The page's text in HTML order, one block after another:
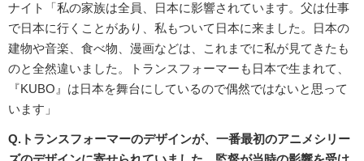
ナイト「私の家族は全員、日本に影響されています。父は仕事
で日本に行くことがあり、私もついて日本に来ました。日本の
建物や音楽、食べ物、漫画などは、これまでに私が見てきたも
のと全然違いました。トランスフォーマーも日本で生まれて、
『KUBO』は日本を舞台にしているので偶然ではないと思って
います」
Q.トランスフォーマーのデザインが、一番最初のアニメシリー